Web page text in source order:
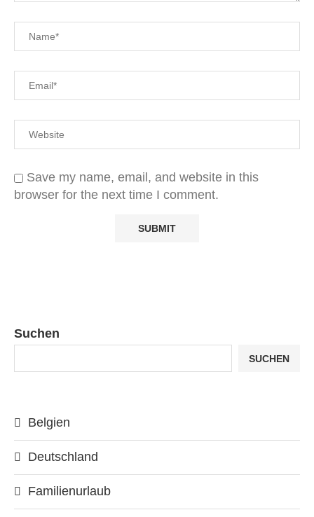
Save my name, email, and website in this
browser for the next time I comment.
Suchen
SUCHEN
Belgien
Deutschland
Familienurlaub